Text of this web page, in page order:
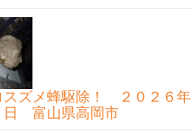
スズメ蜂駆除！ ２０２６年
日 富山県高岡市